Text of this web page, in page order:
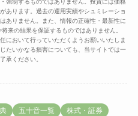
強制するものではありません。投資には価格
あります。過去の運用実績やシュミレーショ
ありません。また、情報の正確性・最新性に
来の結果を保証するものではありません。
において行っていただくようお願いいたしま
たいかなる損害についても、当サイトでは一
承ください。
五十音一覧
株式・証券